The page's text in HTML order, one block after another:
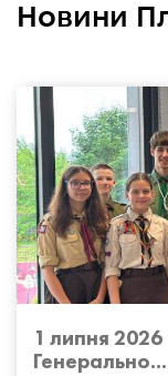
Новини
1 липня
Генерально...